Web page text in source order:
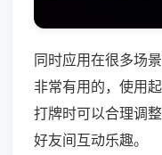
同时应用在很多场
非常有用的，使用
打牌时可以合理调
好友间互动乐趣。